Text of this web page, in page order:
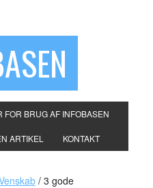
FOR BRUG AF INFOBASEN
ARTIKEL KONTAKT
/3 gode